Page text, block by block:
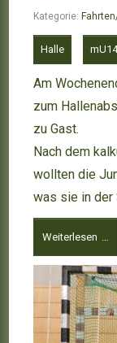
Kategorie:
Halle
Am
zum
zu Gast.
Nach dem
wollten die
was sie in der
Weiterlesen …